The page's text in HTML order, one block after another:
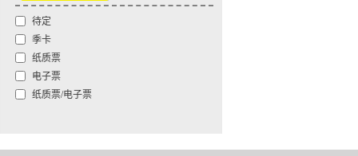
待定
季卡
纸质票
电子票
纸质票/电子票